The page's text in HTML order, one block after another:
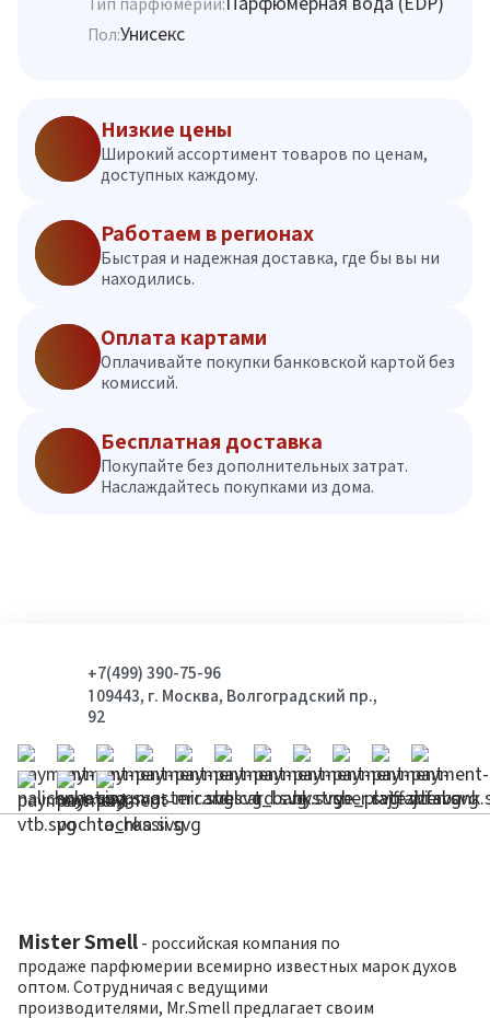
Пол:Унисекс
Низкие цены
Широкий ассортимент товаров по ценам,
доступных каждому.
Работаем в регионах
Быстрая и надежная доставка, где бы вы ни
находились.
Оплата картами
Оплачивайте покупки банковской картой без
комиссий.
Бесплатная доставка
Покупайте без дополнительных затрат.
Наслаждайтесь покупками из дома.
+7(499) 390-75-96
109443, г. Москва, Волгоградский пр.,
92
Mister Smell - российская компания по
продаже парфюмерии всемирно известных марок духов
оптом. Сотрудничая с ведущими
производителями, Mr.Smell предлагает своим